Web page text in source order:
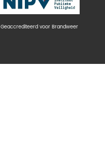
Geaccrediteerd voor Brandweer